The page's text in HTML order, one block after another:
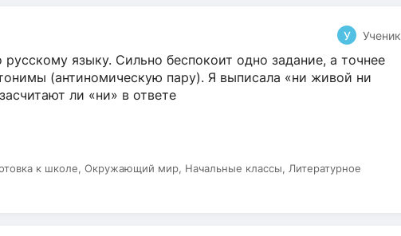
У Ученик
русскому языку. Сильно беспокоит одно задание, а точнее
(антиномическую пару). Я выписала «ни живой ни
ли «ни» в ответе
к школе, Окружающий мир, Начальные классы, Литературное